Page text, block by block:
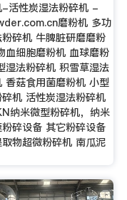
-活性炭湿法粉碎机 -
磨粉机 多功
碎机 牛脾脏研磨磨粉
血细胞磨粉机 血球磨粉
湿法粉碎机 积雪草湿法
香菇食用菌磨粉机 小型
机 活性炭湿法粉碎机
纳米微型粉碎机，纳米
碎设备 其它粉碎设备
物超微粉碎机 南瓜泥